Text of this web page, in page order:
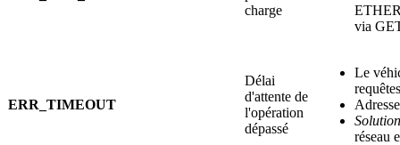
charge
via
ERR_TIMEOUT
Délai
d'attente de
l'opération
dépassé
Le
réseau